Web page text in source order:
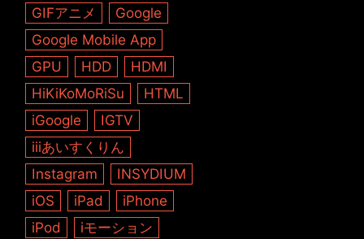
GIFアニメ
Google
Google Mobile App
GPU
HDD
HDMI
HiKiKoMoRiSu
HTML
iGoogle
IGTV
iiiあいすくりん
Instagram
INSYDIUM
iOS
iPad
iPhone
iPod
iモーション